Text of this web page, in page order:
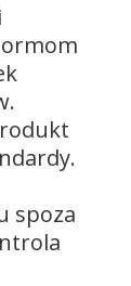
spoza